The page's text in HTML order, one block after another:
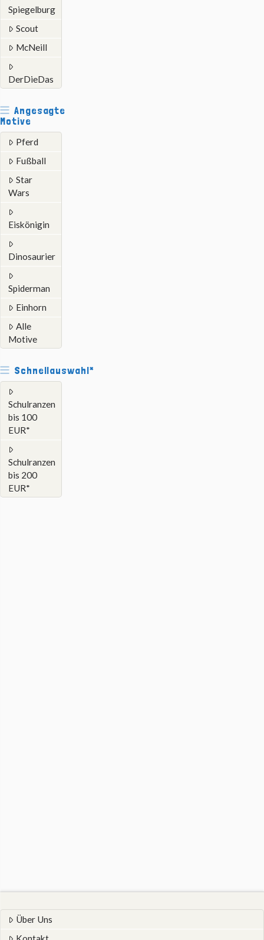
Spiegelburg
Scout
McNeill
DerDieDas
Angesagte
Motive
Pferd
Fußball
Star
Wars
Eiskönigin
Dinosaurier
Spiderman
Einhorn
Alle
Motive
Schnellauswahl*
Schulranzen
bis 100
EUR*
Schulranzen
bis 200
EUR*
Über Uns